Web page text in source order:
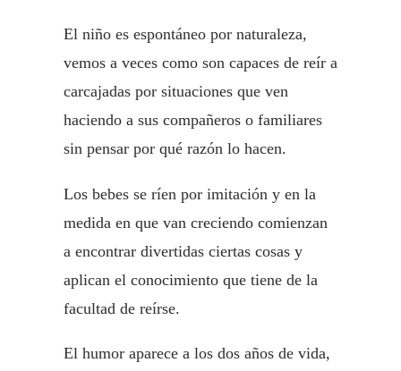
El niño es espontáneo por naturaleza,
vemos a veces como son capaces de reír a
carcajadas por situaciones que ven
haciendo a sus compañeros o familiares
sin pensar por qué razón lo hacen.
Los bebes se ríen por imitación y en la
medida en que van creciendo comienzan
a encontrar divertidas ciertas cosas y
aplican el conocimiento que tiene de la
facultad de reírse.
El humor aparece a los dos años de vida,